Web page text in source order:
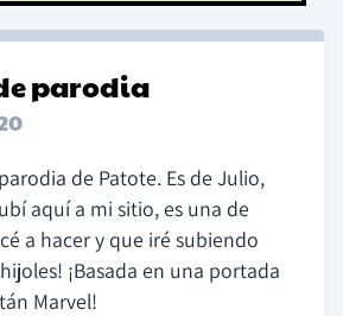
parodia
de Patote. Es de Julio,
aquí a mi sitio, es una de
a hacer y que iré subiendo
¡Basada en una portada
Marvel!